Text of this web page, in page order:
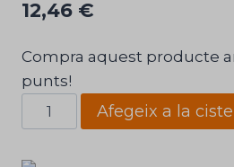
12,46 €
Compra aquest producte
punts!
quantitat
de
Afegeix a la